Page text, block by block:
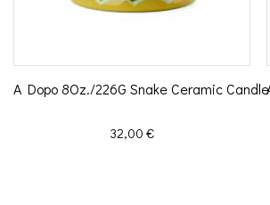
A Dopo 8Oz./226G Snake Ceramic
Prix
32,00 €